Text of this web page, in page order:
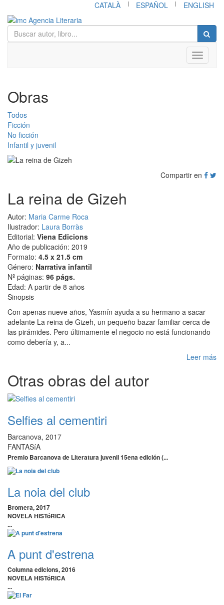
CATALÀ | ESPAÑOL | ENGLISH
Toggle
Obras
Todos
Ficción
No ficción
Infantil y juvenil
Compartir en
La reina de Gizeh
Autor: Maria Carme Roca
Ilustrador: Laura Borràs
Editorial: Viena Edicions
Año de publicación: 2019
Formato: 4.5 x 21.5 cm
Género: Narrativa infantil
Nº páginas: 96 págs.
Edad: A partir de 8 años
Sinopsis
Con apenas nueve años, Yasmín ayuda a su hermano a sacar
adelante La reina de Gizeh, un pequeño bazar familiar cerca de
las pirámides. Pero últimamente el negocio no está funcionando
como debería y, a...
Leer más
Otras obras del autor
Selfies al cementiri
Barcanova, 2017
FANTASíA
Premio Barcanova de Literatura juvenil 15ena edición (...
La noia del club
Bromera, 2017
NOVELA HISTóRICA
...
A punt d'estrena
Columna edicions, 2016
NOVELA HISTóRICA
...